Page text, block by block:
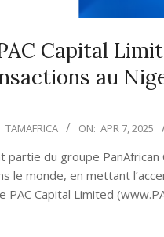
Capital
au
TAMAFRICA ON: APR 7, 2025
partie du groupe
le monde, en mettant
PAC Capital Limited